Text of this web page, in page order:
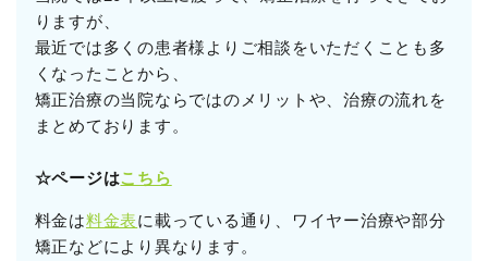
りますが、
最近では多くの患者様よりご相談をいただくことも多
くなったことから、
矯正治療の当院ならではのメリットや、治療の流れを
まとめております。
☆ページはこちら
料金は料金表に載っている通り、ワイヤー治療や部分
矯正などにより異なります。